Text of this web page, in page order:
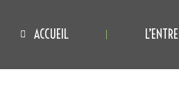
ACCUEIL